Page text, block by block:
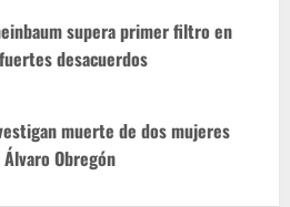
supera primer filtro en
desacuerdos
muerte de dos mujeres
Obregón